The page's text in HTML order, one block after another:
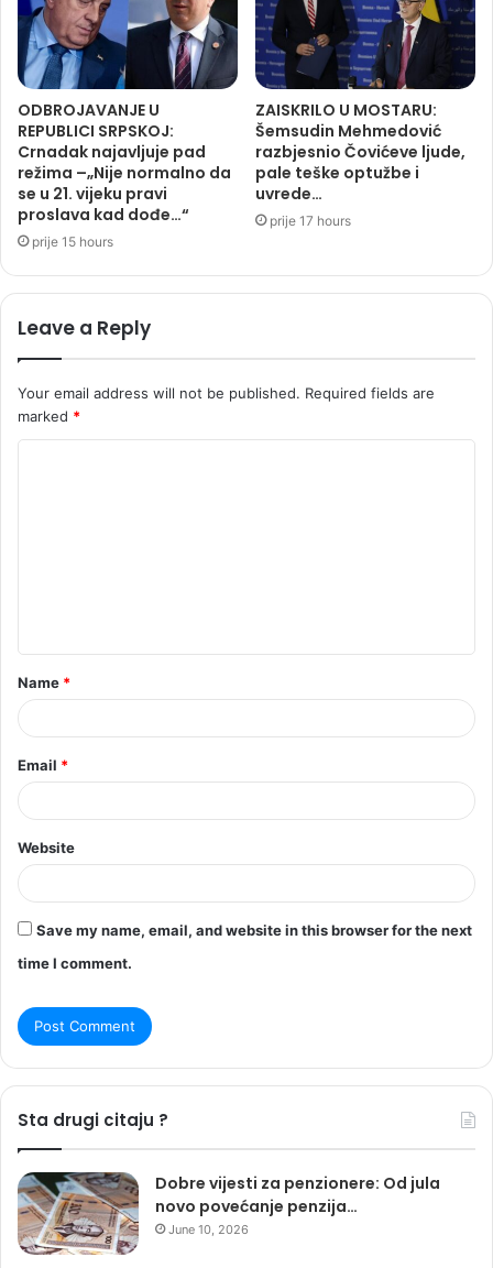
ODBROJAVANJE U
REPUBLICI SRPSKOJ:
Crnadak najavljuje pad
režima –„Nije normalno da
se u 21. vijeku pravi
proslava kad dođe…“
prije 15 hours
ZAISKRILO U MOSTARU:
Šemsudin Mehmedović
razbjesnio Čovićeve ljude,
pale teške optužbe i
uvrede…
prije 17 hours
Leave a Reply
Your email address will not be published. Required fields are
marked *
t
*
Name *
Email *
Website
Save my name, email, and website in this browser for the next
time I comment.
Sta drugi citaju ?
Dobre vijesti za penzionere: Od jula
novo povećanje penzija…
June 10, 2026